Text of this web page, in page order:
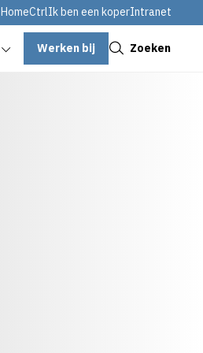
HomeCtrlIk ben een koperIntranet
Werken bij Zoeken
Sluiten